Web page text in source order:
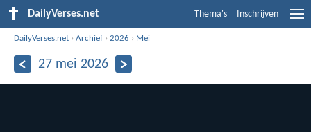
DailyVerses.net Thema's Inschrijven
DailyVerses.net ›Archief ›2026 › Mei
27 mei 2026